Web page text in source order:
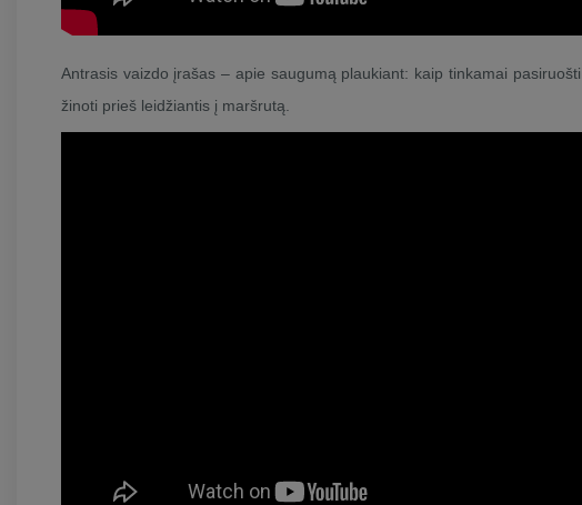
Antrasis vaizdo įrašas – apie saugumą plaukiant: kaip tinkamai
žinoti prieš leidžiantis į maršrutą.